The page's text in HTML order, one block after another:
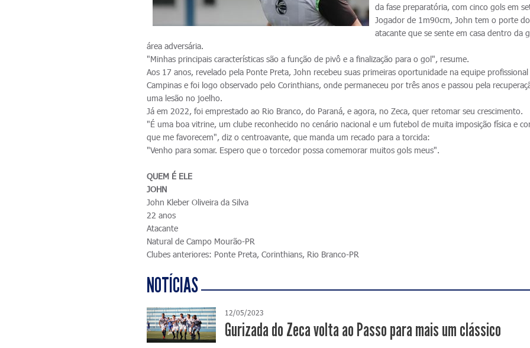
da fase preparatória, com cinco gols em
Jogador de 1m90cm, John tem o porte do
atacante que se sente em casa dentro da
área adversária.
"Minhas principais características são a função de pivô e a finalização para o gol", resume.
Aos 17 anos, revelado pela Ponte Preta, John recebeu suas primeiras oportunidade na equipe
Campinas e foi logo observado pelo Corinthians, onde permaneceu por três anos e passou pela
uma lesão no joelho.
Já em 2022, foi emprestado ao Rio Branco, do Paraná, e agora, no Zeca, quer retomar seu crescimento.
"É uma boa vitrine, um clube reconhecido no cenário nacional e um futebol de muita imposição física e
que me favorecem", diz o centroavante, que manda um recado para a torcida:
"Venho para somar. Espero que o torcedor possa comemorar muitos gols meus".
QUEM É ELE
JOHN
John Kleber Oliveira da Silva
22 anos
Atacante
Natural de Campo Mourão-PR
Clubes anteriores: Ponte Preta, Corinthians, Rio Branco-PR
NOTÍCIAS
12/05/2023
Gurizada do Zeca volta ao Passo para mais um clássico